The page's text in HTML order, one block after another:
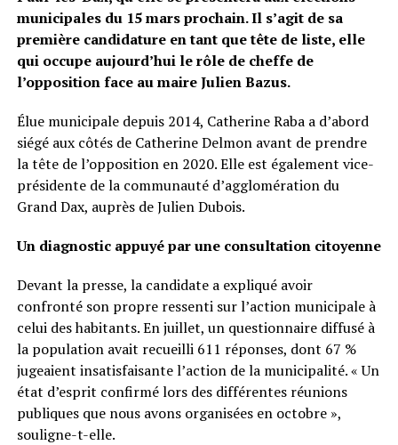
municipales du 15 mars prochain. Il s’agit de sa
première candidature en tant que tête de liste, elle
qui occupe aujourd’hui le rôle de cheffe de
l’opposition face au maire Julien Bazus.
Élue municipale depuis 2014, Catherine Raba a d’abord
siégé aux côtés de Catherine Delmon avant de prendre
la tête de l’opposition en 2020. Elle est également vice-
présidente de la communauté d’agglomération du
Grand Dax, auprès de Julien Dubois.
Un diagnostic appuyé par une consultation citoyenne
Devant la presse, la candidate a expliqué avoir
confronté son propre ressenti sur l’action municipale à
celui des habitants. En juillet, un questionnaire diffusé à
la population avait recueilli 611 réponses, dont 67 %
jugeaient insatisfaisante l’action de la municipalité. « Un
état d’esprit confirmé lors des différentes réunions
publiques que nous avons organisées en octobre »,
souligne-t-elle.